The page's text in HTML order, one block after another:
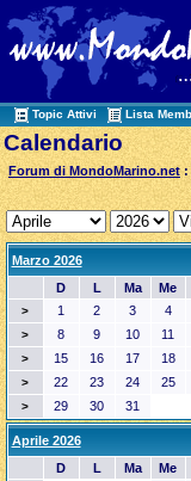
Topic Attivi Lista
Calendario
Forum di MondoMarino.net :
Marzo 2026
D
L Ma Me
> 1 2 3 4
> 8 9 10 11
> 15 16 17 18
> 22 23 24 25
> 29 30 31
Aprile 2026
D
L Ma Me